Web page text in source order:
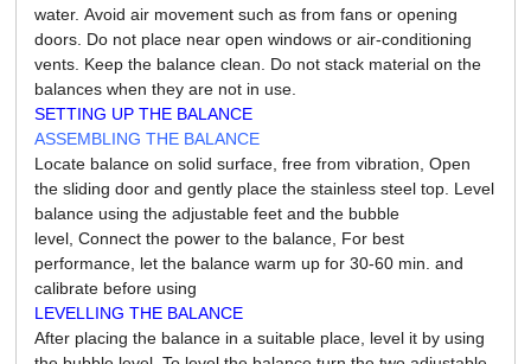
water.Avoid air movement such as from fans or opening
doors. Do not place near open windows or air-conditioning
vents. Keep the balance clean. Do not stack material on the
balances when they are not in use.
SETTING UP THE BALANCE
ASSEMBLING THE BALANCE
Locate balance on solid surface, free from vibration,Open
the sliding door and gently place the stainless steel top. Level
balance using the adjustable feet and the bubble
level,Connect the power to the balance, For best
performance, let the balance warm up for 30-60 min. and
calibrate before using
LEVELLING THE BALANCE
After placing the balance in a suitable place, level it by using